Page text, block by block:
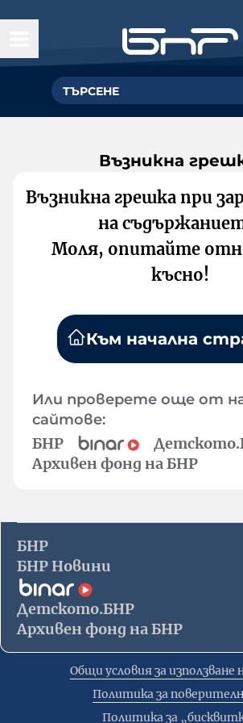
Възникна
Възникна грешка при
на
Моля, опитайте
късно!
Към начална
Или проверете още от
сайтове:
БНР
Архивен фонд на БНР
БНР
БНР Новини
Детското.БНР
Архивен фонд на БНР
Общи условия за използване
Политика за
Политика за